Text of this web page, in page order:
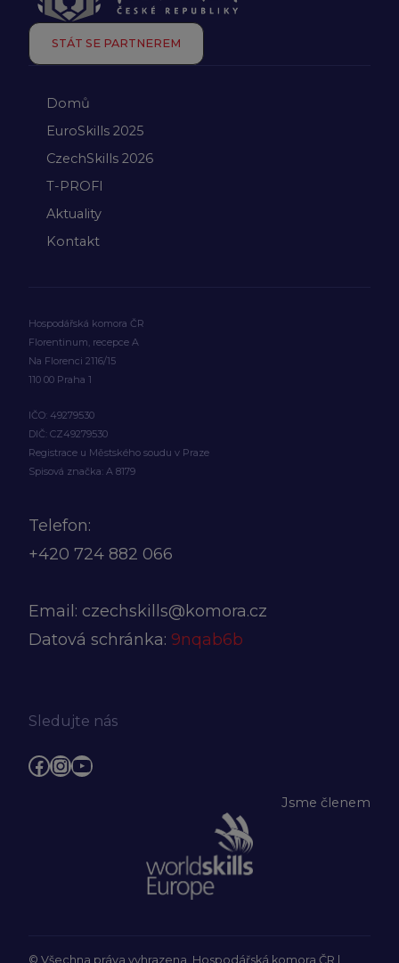
STÁT SE PARTNEREM
Domů
EuroSkills 2025
CzechSkills 2026
T-PROFI
Aktuality
Kontakt
Hospodářská komora ČR
Florentinum, recepce A
Na Florenci 2116/15
110 00 Praha 1
IČO: 49279530
DIČ: CZ49279530
Registrace u Městského soudu v Praze
Spisová značka: A 8179
Telefon:
+420 724 882 066
Email: czechskills@komora.cz
Datová schránka: 9nqab6b
Sledujte nás
Facebook
Instagram
YouTube
Jsme členem
© Všechna práva vyhrazena, Hospodářská komora ČR |